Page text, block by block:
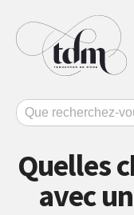
Quelles
avec